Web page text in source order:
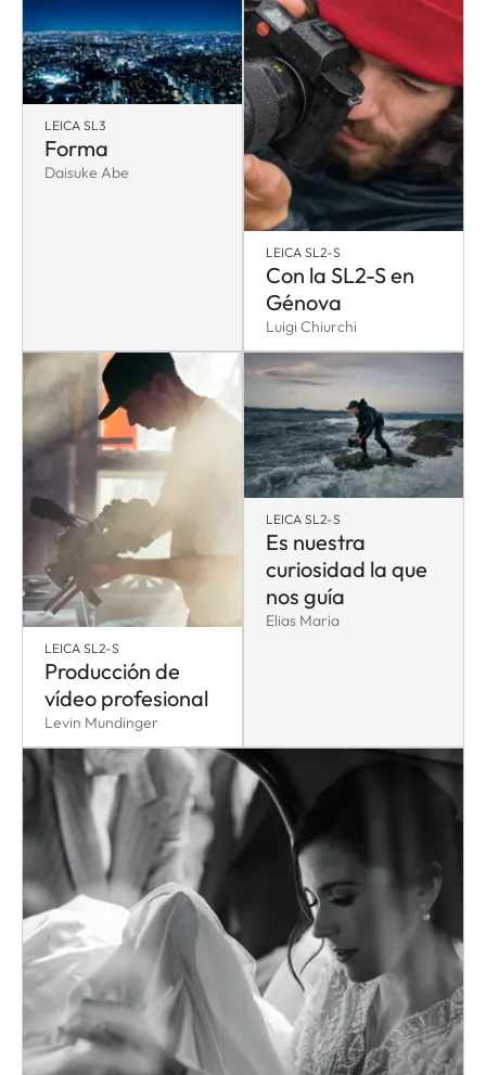
LEICA SL3
Forma
Daisuke Abe
LEICA SL2-S
Con la SL2-S en
Génova
Luigi Chiurchi
LEICA SL2-S
Producción de
vídeo profesional
Levin Mundinger
LEICA SL2-S
Es nuestra
curiosidad la que
nos guía
Elias Maria